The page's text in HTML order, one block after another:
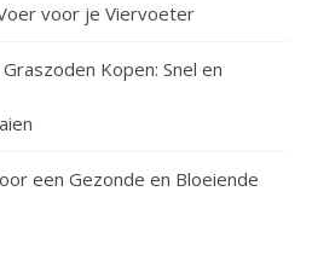
voor je Viervoeter
Kopen: Snel en
een Gezonde en Bloeiende